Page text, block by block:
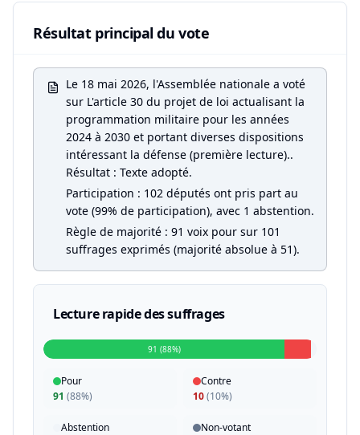
Résultat principal du vote
Le 18 mai 2026, l'Assemblée nationale a voté
sur L'article 30 du projet de loi actualisant la
programmation militaire pour les années
2024 à 2030 et portant diverses dispositions
intéressant la défense (première lecture)..
Résultat : Texte adopté.
Participation : 102 députés ont pris part au
vote (99% de participation), avec 1 abstention.
Règle de majorité : 91 voix pour sur 101
suffrages exprimés (majorité absolue à 51).
Lecture rapide des suffrages
91 (88%)
Pour
91 (88%)
Contre
10(10%)
Abstention
Non-votant